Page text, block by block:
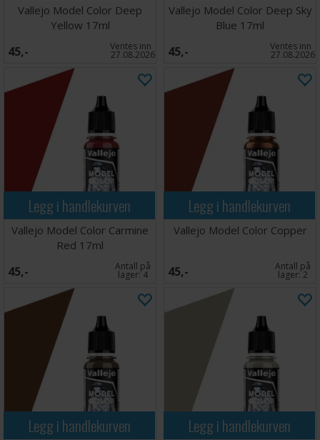
Vallejo Model Color Deep
Yellow 17ml
45,- Ventes inn
27.08.2026
Vallejo Model Color Deep Sky
Blue 17ml
45,- Ventes inn
27.08.2026
Legg i handlekurven
Vallejo Model Color Carmine
Red 17ml
45,- Antall på
lager:4
Legg i handlekurven
Vallejo Model Color Copper
45,- Antall på
lager:2
Legg i handlekurven Legg i handlekurven